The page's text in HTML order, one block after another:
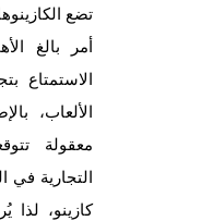
تضع
أمر بالغ
الاستمتاع
الألعاب،
معقولة
التجارية في
كازينو،